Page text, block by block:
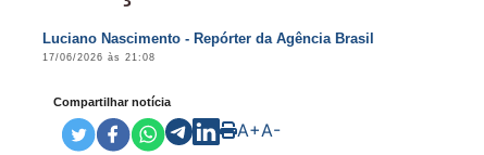
Luciano Nascimento - Repórter da Agência Brasil
17/06/2026 às 21:08
Compartilhar notícia
A+A-